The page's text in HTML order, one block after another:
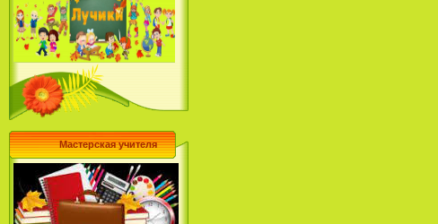
Мастерская учителя